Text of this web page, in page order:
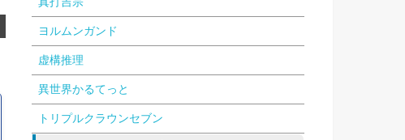
ヨルムンガンド
虚構推理
異世界かるてっと
トリプルクラウンセブン